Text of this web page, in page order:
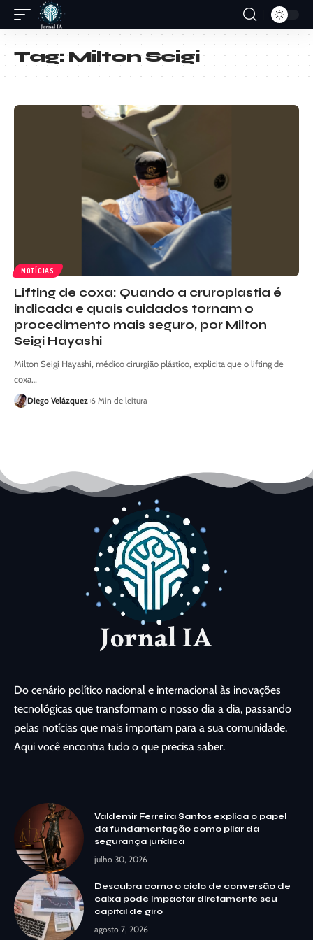
Tag:Milton Seigi
NOTÍCIAS
Lifting de coxa: Quando a cruroplastia é
indicada e quais cuidados tornam o
procedimento mais seguro, por Milton
Seigi Hayashi
Milton Seigi Hayashi, médico cirurgião plástico, explicita que o lifting de
coxa…
Diego Velázquez 6 Min de leitura
Do cenário político nacional e internacional às inovações
tecnológicas que transformam o nosso dia a dia, passando
pelas notícias que mais importam para a sua comunidade.
Aqui você encontra tudo o que precisa saber.
Valdemir Ferreira Santos explica o papel
da fundamentação como pilar da
segurança jurídica
julho 30, 2026
Descubra como o ciclo de conversão de
caixa pode impactar diretamente seu
capital de giro
agosto 7, 2026